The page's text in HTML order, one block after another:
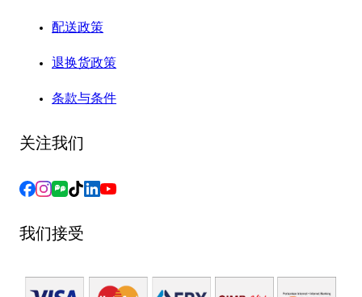
配送政策
退换货政策
条款与条件
关注我们
我们接受